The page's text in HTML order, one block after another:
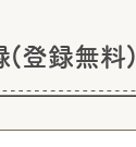
(登録無料)